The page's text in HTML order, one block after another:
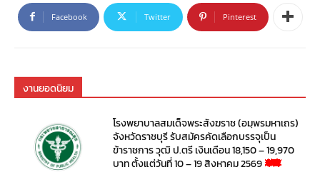
Facebook Twitter Pinterest
งานยอดนิยม
โรงพยาบาลสมเด็จพระสังฆราช (อมฺพรมหาเถร)
จังหวัดราชบุรี รับสมัครคัดเลือกบรรจุเป็น
ข้าราชการ วุฒิ ป.ตรี เงินเดือน 18,150 – 19,970
บาท ตั้งแต่วันที่ 10 – 19 สิงหาคม 2569